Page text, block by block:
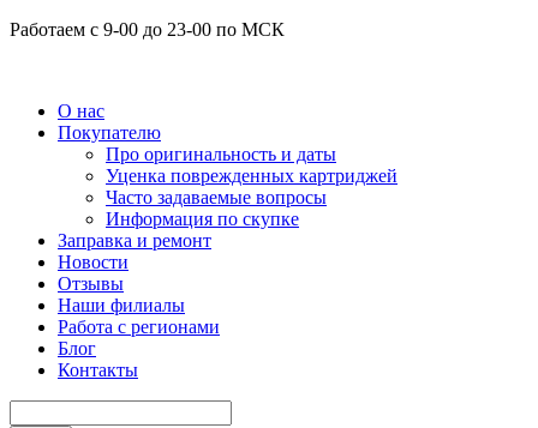
Работаем с 9-00 до 23-00 по МСК
О нас
Покупателю
Про оригинальность и даты
Уценка поврежденных картриджей
Часто задаваемые вопросы
Информация по скупке
Заправка и ремонт
Новости
Отзывы
Наши филиалы
Работа с регионами
Блог
Контакты